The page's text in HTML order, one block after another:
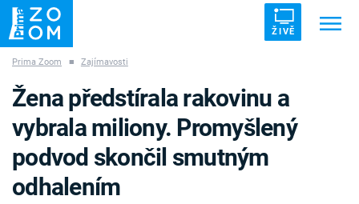
ŽIVĚ
ZÁHADY VETŘELCI DÁVNOVĚKU
Prima Zoom ■ Zajímavosti
Žena předstírala rakovinu a
vybrala miliony. Promyšlený
podvod skončil smutným
odhalením